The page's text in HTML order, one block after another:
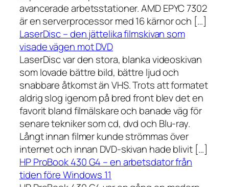
avancerade arbetsstationer. AMD EPYC 7302
är en serverprocessor med 16 kärnor och […]
LaserDisc – den jättelika filmskivan som
visade vägen mot DVD
LaserDisc var den stora, blanka videoskivan
som lovade bättre bild, bättre ljud och
snabbare åtkomst än VHS. Trots att formatet
aldrig slog igenom på bred front blev det en
favorit bland filmälskare och banade väg för
senare tekniker som cd, dvd och Blu-ray.
Långt innan filmer kunde strömmas över
internet och innan DVD-skivan hade blivit […]
HP ProBook 430 G4 – en arbetsdator från
tiden före Windows 11